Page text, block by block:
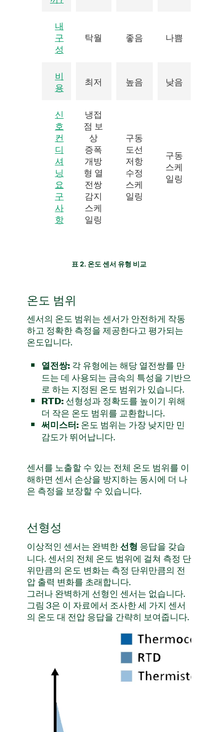
내
구
성
탁월 좋음 나쁨
비
용
최저 높음 낮음
신
호
컨
디
셔
닝
요
구
사
항
냉접
점 보
상
증폭
개방
형 열
전쌍
감지
스케
일링
구동
도선
저항
수정
스케
일링
구동
스케
일링
표 2. 온도 센서 유형 비교
온도 범위
센서의 온도 범위는 센서가 안전하게 작동
하고 정확한 측정을 제공한다고 평가되는
온도입니다.
열전쌍: 각 유형에는 해당 열전쌍를 만
드는 데 사용되는 금속의 특성을 기반으
로 하는 지정된 온도 범위가 있습니다.
RTD: 선형성과 정확도를 높이기 위해
더 작은 온도 범위를 교환합니다.
써미스터: 온도 범위는 가장 낮지만 민
감도가 뛰어납니다.
센서를 노출할 수 있는 전체 온도 범위를 이
해하면 센서 손상을 방지하는 동시에 더 나
은 측정을 보장할 수 있습니다.
선형성
이상적인 센서는 완벽한선형 응답을 갖습
니다. 센서의 전체 온도 범위에 걸쳐 측정 단
위만큼의 온도 변화는 측정 단위만큼의 전
압 출력 변화를 초래합니다.
그러나 완벽하게 선형인 센서는 없습니다.
그림 3은 이 자료에서 조사한 세 가지 센서
의 온도 대 전압 응답을 간략히 보여줍니다.